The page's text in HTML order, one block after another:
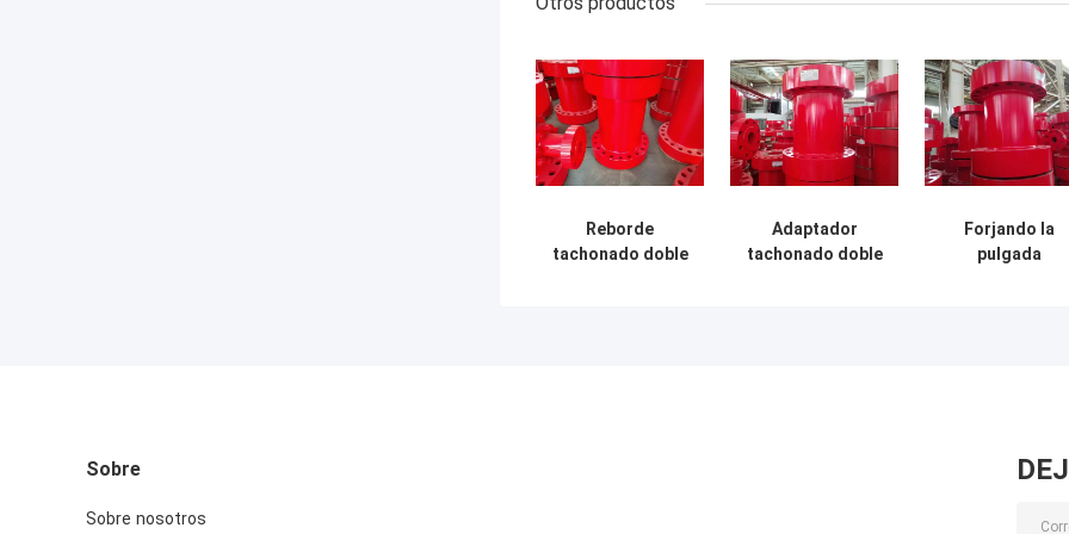
Reborde
tachonado doble
Adaptador
tachonado doble
Forjando la
pulgada
Sobre
Sobre nosotros